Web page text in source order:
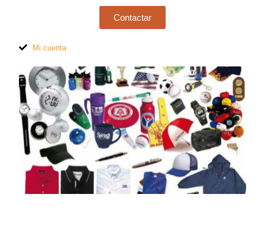
Contactar
Mi cuenta